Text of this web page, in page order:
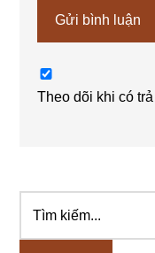
Theo dõi khi có
Sidebar
chính
kiếm...